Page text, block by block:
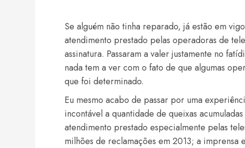
Se alguém não tinha reparado, já estão em
atendimento prestado pelas operadoras de
assinatura. Passaram a valer justamente no
nada tem a ver com o fato de que algumas
que foi determinado.
Eu mesmo acabo de passar por uma
incontável a quantidade de queixas
atendimento prestado especialmente pelas
milhões de reclamações em 2013; a imprensa